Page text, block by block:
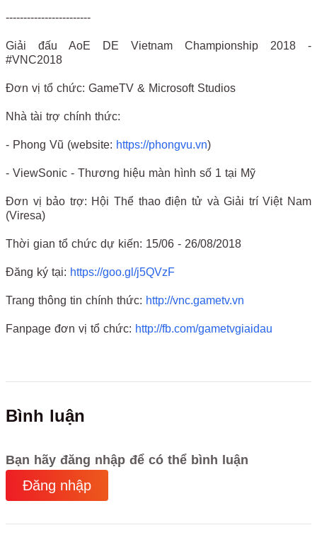
------------------------
Giải đấu AoE DE Vietnam Championship 2018 -
#VNC2018
Đơn vị tổ chức: GameTV & Microsoft Studios
Nhà tài trợ chính thức:
- Phong Vũ (website: https://phongvu.vn)
- ViewSonic - Thương hiệu màn hình số 1 tại Mỹ
Đơn vị bảo trợ: Hội Thể thao điện tử và Giải trí Việt Nam
(Viresa)
Thời gian tổ chức dự kiến: 15/06 - 26/08/2018
Đăng ký tại: https://goo.gl/j5QVzF
Trang thông tin chính thức: http://vnc.gametv.vn
Fanpage đơn vị tổ chức: http://fb.com/gametvgiaidau
Bình luận
Bạn hãy đăng nhập để có thể bình luận
Đăng nhập